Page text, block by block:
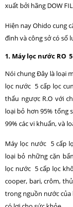
xuất bởi hãng DOW
Hiện nay Ohido cung
đình và công sở có số
1. Máy lọc nước RO
Nói chung Đây là loại
lọc nước 5 cấp lọc
thấu ngược R.O với
loại bỏ hơn 95% tổng
99% các vi khuẩn, và
Máy lọc nước 5 cấp
loại bỏ những cặn
lọc nước 5 cấp lọc
cooper, bari, crôm,
trong nguồn nước